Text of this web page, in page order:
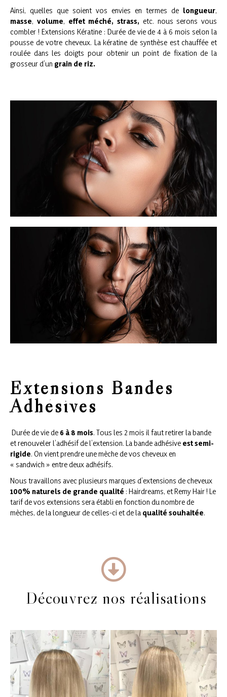
Ainsi, quelles que soient vos envies en termes de longueur,
masse, volume, effet méché, strass, etc. nous serons vous
combler ! Extensions Kératine : Durée de vie de 4 à 6 mois selon la
pousse de votre cheveux. La kératine de synthèse est chauffée et
roulée dans les doigts pour obtenir un point de fixation de la
grosseur d’un grain de riz.
Extensions Bandes
Adhésives
Durée de vie de 6 à 8 mois. Tous les 2 mois il faut retirer la bande
et renouveler l’adhésif de l’extension. La bande adhésive est semi-
rigide. On vient prendre une mèche de vos cheveux en
« sandwich » entre deux adhésifs.
Nous travaillons avec plusieurs marques d’extensions de cheveux
100% naturels de grande qualité : Hairdreams, etRemy Hair! Le
tarif de vos extensions sera établi en fonction du nombre de
mèches, de la longueur de celles-ci et de la qualité souhaitée.
Découvrez nos réalisations